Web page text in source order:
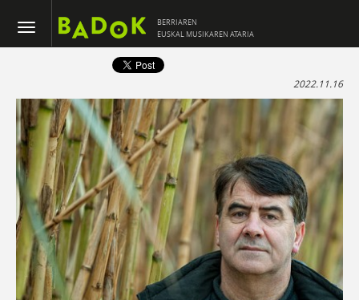
BERRIAREN
EUSKAL MUSIKAREN ATARIA
2022.11.16